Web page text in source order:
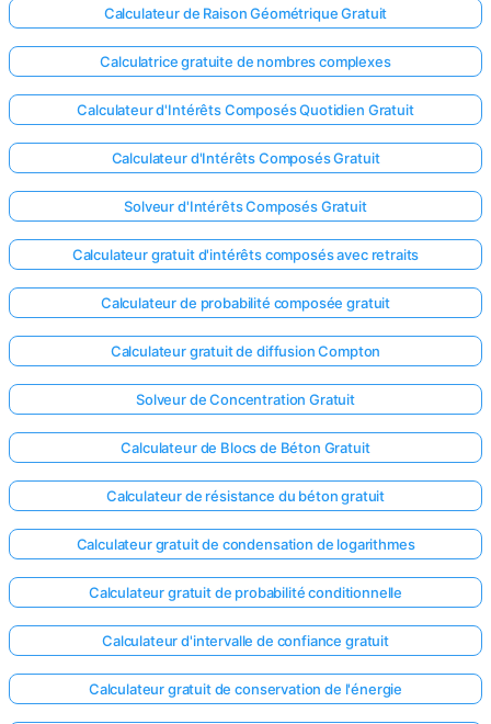
Calculateur de Raison Géométrique Gratuit
Calculatrice gratuite de nombres complexes
Calculateur d'Intérêts Composés Quotidien Gratuit
Calculateur d'Intérêts Composés Gratuit
Solveur d'Intérêts Composés Gratuit
Calculateur gratuit d'intérêts composés avec retraits
Calculateur de probabilité composée gratuit
Calculateur gratuit de diffusion Compton
Solveur de Concentration Gratuit
Calculateur de Blocs de Béton Gratuit
Calculateur de résistance du béton gratuit
Calculateur gratuit de condensation de logarithmes
Calculateur gratuit de probabilité conditionnelle
Calculateur d'intervalle de confiance gratuit
Calculateur gratuit de conservation de l'énergie